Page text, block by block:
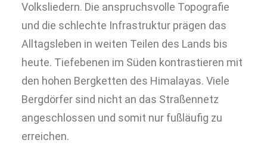
Volksliedern. Die anspruchsvolle Topografie
und die schlechte Infrastruktur prägen das
Alltagsleben in weiten Teilen des Lands bis
heute. Tiefebenen im Süden kontrastieren mit
den hohen Bergketten des Himalayas. Viele
Bergdörfer sind nicht an das Straßennetz
angeschlossen und somit nur fußläufig zu
erreichen.